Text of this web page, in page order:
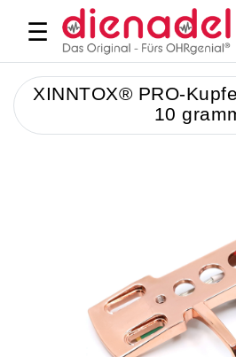
☰
XINNTOX® PRO-
10